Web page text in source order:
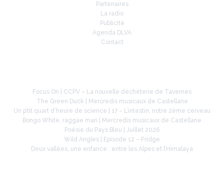
Partenaires
La radio
Publicité
Agenda DLVA
Contact
Focus On | CCPV – La nouvelle déchèterie de Tavernes
The Green Duck | Mercredis musicaux de Castellane
Un p’tit quart d’heure de science | 17 – L’intestin, notre 2ème cerveau
Bongo White, raggae man | Mercredis musicaux de Castellane
Poésie du Pays Bleu | Juillet 2026
Wild Angles | Episode 12 – Fridge
Deux vallées, une enfance : entre les Alpes et l’Himalaya